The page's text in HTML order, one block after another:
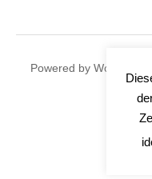
Powered by WordPress